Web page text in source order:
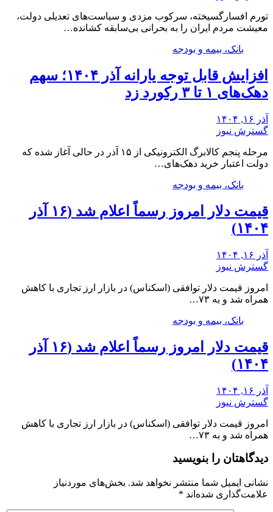
تورم افسارگسیخته، سرکوب مزدی و سیاست‌های تعدیلی دولت،
معیشت مردم ایران را به بحرانی بی‌سابقه کشانده…
بانک، بیمه و بودجه
افزایش قابل توجه یارانه آذر ۱۴۰۴؛ سهم
دهک‌های ۱ تا ۳ رکورد زد
آذر ۱۶, ۱۴۰۴
گسترش نیوز
مرحله پنجم کالابرگ الکترونیکی از ۱۵ آذر در حالی آغاز شده که
دولت اعتبار خرید دهک‌های…
بانک، بیمه و بودجه
قیمت دلار امروز رسماً اعلام شد (۱۶ آذر
۱۴۰۴)
آذر ۱۶, ۱۴۰۴
گسترش نیوز
امروز قیمت دلار توافقی (اسکناس) در بازار ارز تجاری با کاهش
همراه شد و به ۷۳…
بانک، بیمه و بودجه
قیمت دلار امروز رسماً اعلام شد (۱۶ آذر
۱۴۰۴)
آذر ۱۶, ۱۴۰۴
گسترش نیوز
امروز قیمت دلار توافقی (اسکناس) در بازار ارز تجاری با کاهش
همراه شد و به ۷۳…
دیدگاهتان را بنویسید
نشانی ایمیل شما منتشر نخواهد شد. بخش‌های موردنیاز
علامت‌گذاری شده‌اند *